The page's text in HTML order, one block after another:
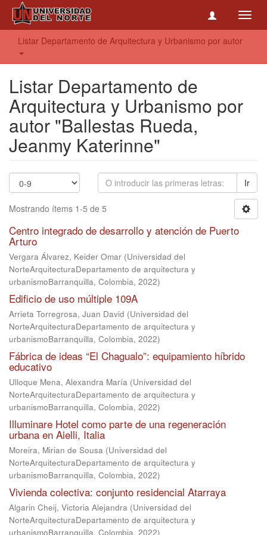
Listar Departamento de Arquitectura y Urbanismo por autor
Listar Departamento de
Arquitectura y Urbanismo por
autor "Ballestas Rueda,
Jeanmy Katerinne"
Ir
Mostrando ítems 1-5 de 5
Centro integrado de desarrollo y atención de Puerto
Arturo
Vergara Álvarez, Keider Omar (Universidad del
NorteArquitecturaDepartamento de arquitectura y
urbanismoBarranquilla, Colombia, 2022)
Edificio de uso múltiple 109A
Arrieta Torregrosa, Juan David (Universidad del
NorteArquitecturaDepartamento de arquitectura y
urbanismoBarranquilla, Colombia, 2022)
Fábrica de ideas “El Chagualo”: equipamiento híbrido
educativo
Ulloque Mena, Alexandra María (Universidad del
NorteArquitecturaDepartamento de arquitectura y
urbanismoBarranquilla, Colombia, 2022)
Illuminare Hotel como parte de una regeneración
urbana en Aielli, Italia
Moreira, Mirian de Sousa (Universidad del
NorteArquitecturaDepartamento de arquitectura y
urbanismoBarranquilla, Colombia, 2022)
Vivienda colectiva: conjunto residencial Atarraya
Algarin Cheij, Victoria Alejandra (Universidad del
NorteArquitecturaDepartamento de arquitectura y
urbanismoBarranquilla, Colombia, 2022)